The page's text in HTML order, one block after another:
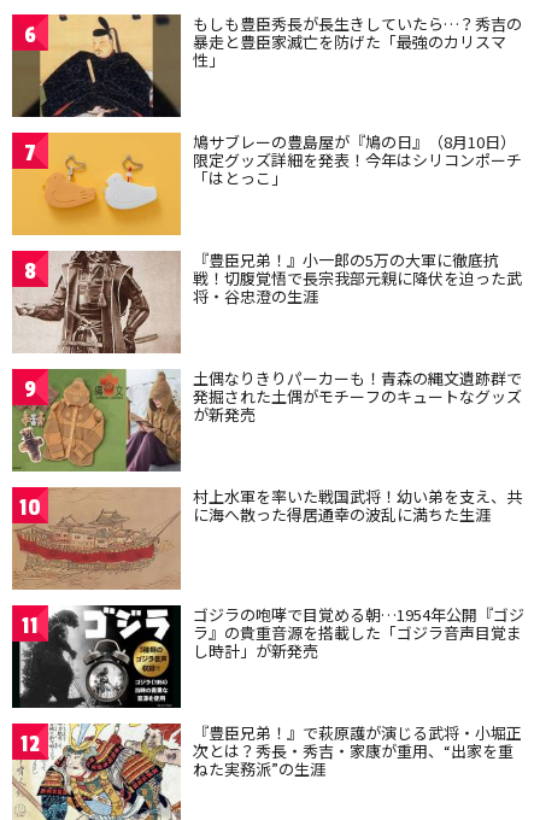
6 もしも豊臣秀長が長生きしていたら…？秀吉の
暴走と豊臣家滅亡を防げた「最強のカリスマ
性」
7 鳩サブレーの豊島屋が『鳩の日』（8月10日）
限定グッズ詳細を発表！今年はシリコンポーチ
「はとっこ」
8 『豊臣兄弟！』小一郎の5万の大軍に徹底抗
戦！切腹覚悟で長宗我部元親に降伏を迫った武
将・谷忠澄の生涯
9 土偶なりきりパーカーも！青森の縄文遺跡群で
発掘された土偶がモチーフのキュートなグッズ
が新発売
10 村上水軍を率いた戦国武将！幼い弟を支え、共
に海へ散った得居通幸の波乱に満ちた生涯
11 ゴジラの咆哮で目覚める朝…1954年公開『ゴジ
ラ』の貴重音源を搭載した「ゴジラ音声目覚ま
し時計」が新発売
12 『豊臣兄弟！』で萩原護が演じる武将・小堀正
次とは？秀長・秀吉・家康が重用、“出家を重
ねた実務派”の生涯